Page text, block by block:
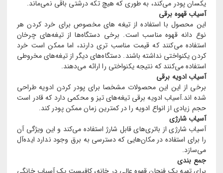
یکسان پودر می‌کند، به طوری که هیچ تکه درشتی باقی نمی‌ماند.
آسیاب قهوه برقی
این محصول با استفاده از تیغه های مخصوص برای خرد کردن هر
نوع دانه قهوه مناسب است. برخی دستگاه‌ها از تیغه‌های چرخان
استفاده می‌کنند که قیمت مناسب‌ تری دارند، اما ممکن است خرد
کردن یکنواختی نداشته باشند. دستگاه‌های دیگر از تیغه‌های مخروطی
استفاده می‌کنند که نتیجه یکنواختی را ارائه می‌دهند.
آسیاب ادویه برقی
برخی از این این محصولات مشخصا برای پودر کردن ادویه طراحی
شده اند.آسیاب ادویه برقی تیغه‌های تیز و محکمی دارد که قادر است
حجم زیادی از انواع ادویه را در کمترین زمان ممکن پودر کند.
آسیاب شارژی
آسیاب شارژی از باتری‌های قابل شارژ استفاده می‌کند و این ویژگی آن
را برای استفاده در مکان‌هایی که دسترسی به برق وجود ندارد ایده‌آل
می‌سازد.
جمع بندی